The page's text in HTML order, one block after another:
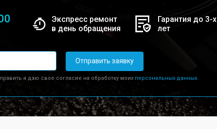
Экспресс ремонт
в день обращения
Гарантия до 3-х
лет
Отправить заявку
я даю свое согласие на обработку моих персональных данных.